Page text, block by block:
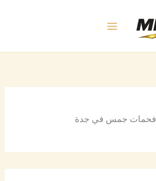
فحمات جمس في جدة